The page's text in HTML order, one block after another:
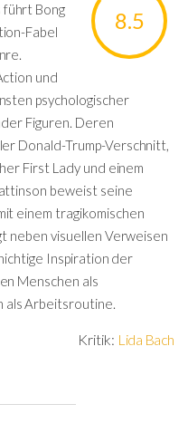
8.5
Bong
Fabel
und
psychologischer
Figuren. Deren
Donald-Trump-Verschnitt,
First Lady und einem
beweist seine
einem tragikomischen
neben visuellen Verweisen
Inspiration der
Menschen als
als Arbeitsroutine.
Kritik: Lida Bach